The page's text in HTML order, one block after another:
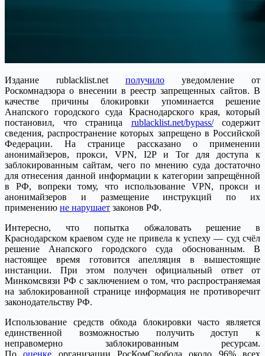
Издание rublacklist.net получило уведомление от
Роскомнадзора о внесении в реестр запрещенных сайтов. В
качестве причины блокировки упоминается решение
Анапского городского суда Краснодарского края, который
постановил, что страница rublacklist.net/bypass/содержит
сведения, распространение которых запрещено в Российской
Федерации. На странице рассказано о применении
анонимайзеров, прокси, VPN, I2P и Tor для доступа к
заблокированным сайтам, чего по мнению суда достаточно
для отнесения данной информации к категории запрещённой
в РФ, вопреки тому, что использование VPN, прокси и
анонимайзеров и размещение инструкций по их
применению не нарушает законов РФ.
Интересно, что попытка обжаловать решение в
Краснодарском краевом суде не привела к успеху — суд счёл
решение Анапского городского суда обоснованным. В
настоящее время готовится апелляция в вышестоящие
инстанции. При этом получен официальный ответ от
Минкомсвязи РФ c заключением о том, что распространяемая
на заблокированной странице информация не противоречит
законодательству РФ.
Использование средств обхода блокировки часто является
единственной возможностью получить доступ к
неправомерно заблокированным ресурсам.
Пооценке организации РосКомСвобода около 96% всех